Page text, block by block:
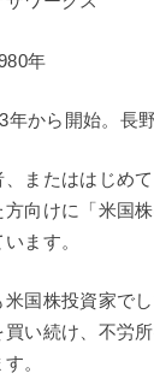
年
年から開始。長
、またははじめ
方向けに「米国
ます。
米国株投資家で
買い続け、不労
。